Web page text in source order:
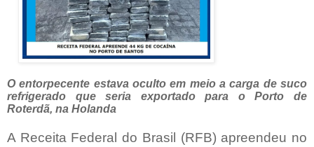
O entorpecente estava oculto em meio a carga de suco
refrigerado que seria exportado para o Porto de
Roterdã, na Holanda
A Receita Federal do Brasil (RFB) apreendeu no